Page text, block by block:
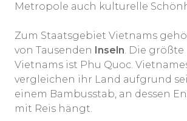
Metropole auch kulturelle
Zum Staatsgebiet Vietnams
von Tausenden Inseln. Die größte
Vietnams ist Phu Quoc.
vergleichen ihr Land aufgrund
einem Bambusstab, an dessen
mit Reis hängt.